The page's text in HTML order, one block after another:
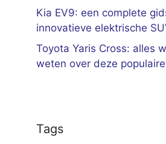
Kia EV9: een complete
innovatieve elektrische
Toyota Yaris Cross: alles
weten over deze
Tags